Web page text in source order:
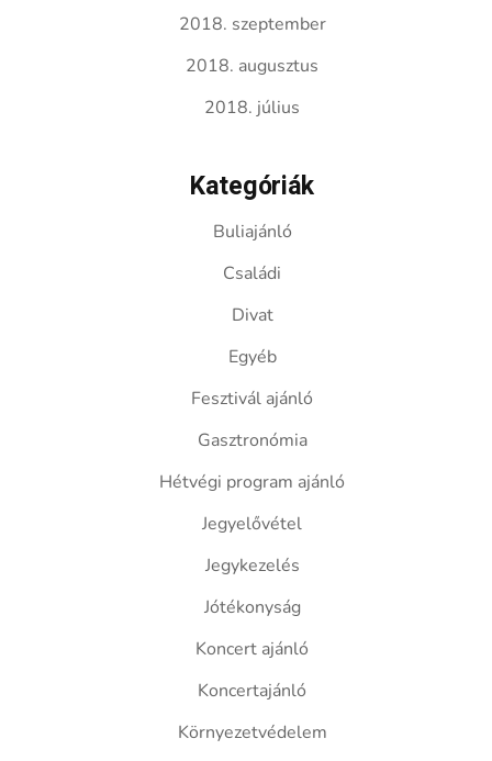
2018. szeptember
2018. augusztus
2018. július
Kategóriák
Buliajánló
Családi
Divat
Egyéb
Fesztivál ajánló
Gasztronómia
Hétvégi program ajánló
Jegyelővétel
Jegykezelés
Jótékonyság
Koncert ajánló
Koncertajánló
Környezetvédelem